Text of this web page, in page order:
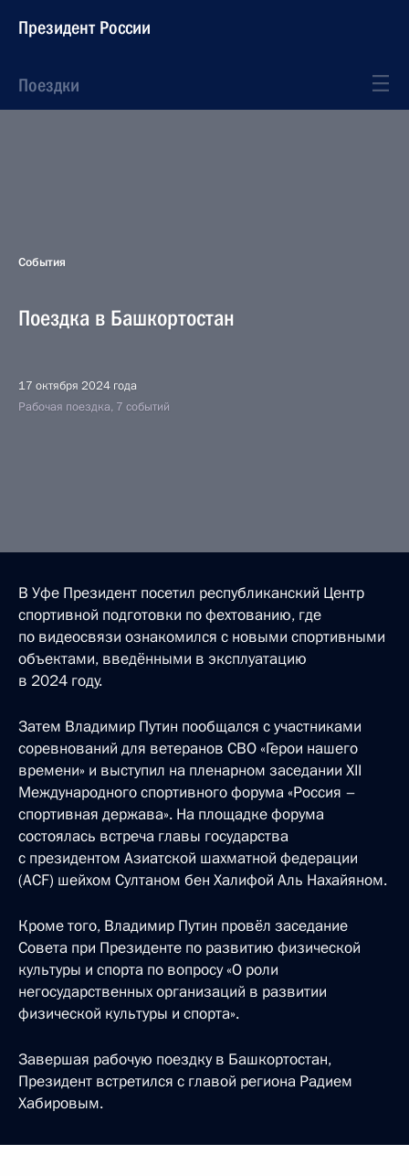
Президент России
Поездки
События
Поездка в Башкортостан
17 октября 2024 года
Рабочая поездка, 7 событий
В Уфе Президент посетил республиканский Центр
спортивной подготовки по фехтованию, где
по видеосвязи ознакомился с новыми спортивными
объектами, введёнными в эксплуатацию
в 2024 году.
Затем Владимир Путин пообщался с участниками
соревнований для ветеранов СВО «Герои нашего
времени» и выступил на пленарном заседании XII
Международного спортивного форума «Россия –
спортивная держава». На площадке форума
состоялась встреча главы государства
с президентом Азиатской шахматной федерации
(ACF) шейхом Султаном бен Халифой Аль Нахайяном.
Кроме того, Владимир Путин провёл заседание
Совета при Президенте по развитию физической
культуры и спорта по вопросу «О роли
негосударственных организаций в развитии
физической культуры и спорта».
Завершая рабочую поездку в Башкортостан,
Президент встретился с главой региона Радием
Хабировым.